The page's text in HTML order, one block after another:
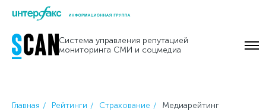
Skip
content
Система управления репутацией
мониторинга СМИ и соцмедиа
Главная Рейтинги Страхование
Медиарейтинг